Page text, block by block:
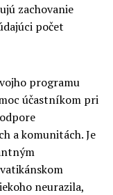
zachovanie
počet
programu
účastníkom pri
a komunitách. Je
neurazila,